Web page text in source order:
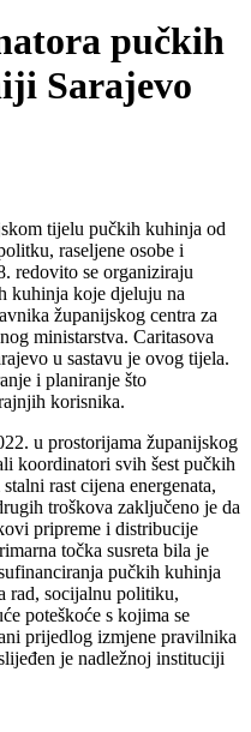
pučkih
Sarajevo
tijelu pučkih kuhinja od
raseljene osobe i
redovito se organiziraju
kuhinja koje djeluju na
županijskog centra za
ministarstva. Caritasova
u sastavu je ovog tijela.
i planiranje što
korisnika.
u prostorijama županijskog
koordinatori svih šest pučkih
rast cijena energenata,
troškova zaključeno je da
pripreme i distribucije
točka susreta bila je
pučkih kuhinja
rad, socijalnu politiku,
poteškoće s kojima se
prijedlog izmjene pravilnika
je nadležnoj instituciji